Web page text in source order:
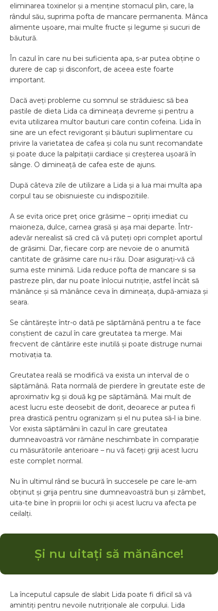
eliminarea toxinelor și a menține stomacul plin, care, la
rândul său, suprima pofta de mancare permanenta. Mânca
alimente ușoare, mai multe fructe și legume și sucuri de
băutură.
În cazul în care nu bei suficienta apa, s-ar putea obține o
durere de cap și disconfort, de aceea este foarte
important.
Dacă aveți probleme cu somnul se străduiesc să bea
pastile de dieta Lida ca dimineața devreme și pentru a
evita utilizarea multor bauturi care contin cofeina. Lida în
sine are un efect revigorant și băuturi suplimentare cu
privire la varietatea de cafea și cola nu sunt recomandate
și poate duce la palpitații cardiace și creșterea ușoară în
sânge. O dimineață de cafea este de ajuns.
După câteva zile de utilizare a Lida și a lua mai multa apa
corpul tau se obisnuieste cu indispozitiile.
A se evita orice preț orice grăsime – opriți imediat cu
maioneza, dulce, carnea grasă și așa mai departe. Într-
adevăr nerealist să cred că vă puteți opri complet aportul
de grăsimi. Dar, fiecare corp are nevoie de o anumită
cantitate de grăsime care nu-i rău. Doar asigurați-vă că
suma este minimă. Lida reduce pofta de mancare si sa
pastreze plin, dar nu poate înlocui nutriție, astfel încât să
mănânce și să mănânce ceva în dimineața, după-amiaza și
seara.
Se cântărește într-o dată pe săptămână pentru a te face
conștient de cazul în care greutatea ta merge. Mai
frecvent de cântărire este inutilă și poate distruge numai
motivația ta.
Greutatea reală se modifică va exista un interval de o
săptămână. Rata normală de pierdere în greutate este de
aproximativ kg și două kg pe săptămână. Mai mult de
acest lucru este deosebit de dorit, deoarece ar putea fi
prea drastică pentru ogranizam și el nu putea să-l ia bine.
Vor exista săptămâni în cazul în care greutatea
dumneavoastră vor rămâne neschimbate în comparație
cu măsurătorile anterioare – nu vă faceți griji acest lucru
este complet normal.
Nu în ultimul rând se bucură în succesele pe care le-am
obținut și grija pentru sine dumneavoastră bun și zâmbet,
uita-te bine în propriii lor ochi și acest lucru va afecta pe
ceilalți.
Și nu uitați să mănânce!
La începutul capsule de slabit Lida poate fi dificil să vă
amintiți pentru nevoile nutriționale ale corpului. Lida